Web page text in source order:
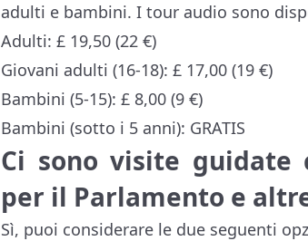
adulti e bambini. I tour audio sono
Adulti: £ 19,50 (22 €)
Giovani adulti (16-18): £ 17,00 (19 €)
Bambini (5-15): £ 8,00 (9 €)
Bambini (sotto i 5 anni): GRATIS
Ci sono visite guidate
per il Parlamento e
Sì, puoi considerare le due seguenti